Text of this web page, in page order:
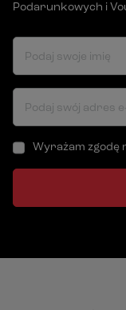
Podarunkowych i
Podaj swoje imię
Podaj swój adres
Wyrażam zgodę